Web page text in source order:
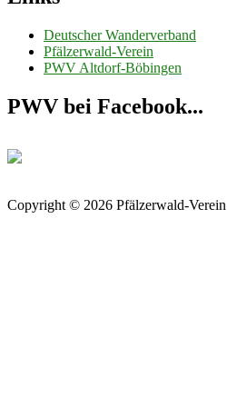
Deutscher Wanderverband
Pfälzerwald-Verein
PWV Altdorf-Böbingen
PWV bei Facebook...
Copyright © 2026 Pfälzerwald-Verein